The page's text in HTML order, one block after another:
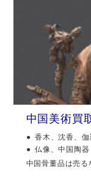
中国美術買
香木、沈香、伽
仏像、中国陶
中国骨董品は売る